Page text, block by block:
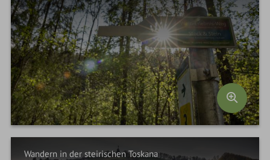
Wandern in der steirischen Toskana